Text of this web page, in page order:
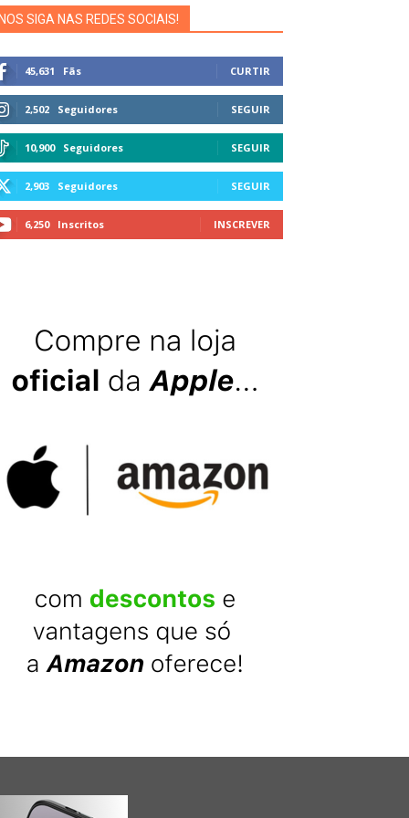
NOS SIGA NAS REDES SOCIAIS!
45,631 Fãs CURTIR
2,502 Seguidores SEGUIR
10,900 Seguidores SEGUIR
2,903 Seguidores SEGUIR
6,250 Inscritos INSCREVER